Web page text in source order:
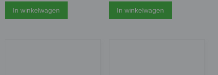
In winkelwagen In winkelwagen